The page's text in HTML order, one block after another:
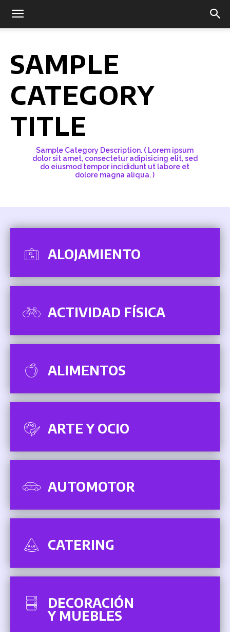
SAMPLE
CATEGORY
TITLE
Sample Category Description. ( Lorem ipsum
dolor sit amet, consectetur adipisicing elit, sed
do eiusmod tempor incididunt ut labore et
dolore magna aliqua. )
ALOJAMIENTO
ACTIVIDAD FÍSICA
ALIMENTOS
ARTE Y OCIO
AUTOMOTOR
CATERING
DECORACIÓN
Y MUEBLES